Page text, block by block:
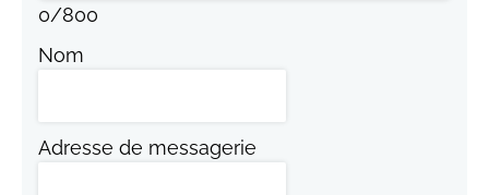
0/800
Nom
Adresse de messagerie